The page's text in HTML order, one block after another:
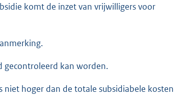
komt de inzet van vrijwilligers voor
gecontroleerd kan worden.
niet hoger dan de totale subsidiabele kosten